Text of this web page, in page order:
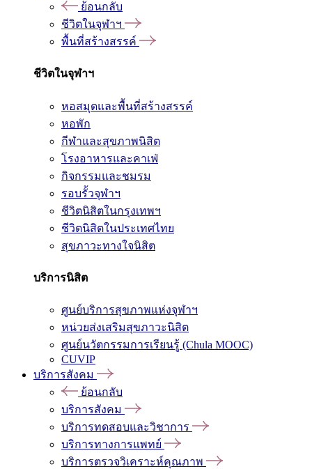
ย้อนกลับ
ชีวิตในจุฬาฯ
พื้นที่สร้างสรรค์
ชีวิตในจุฬาฯ
หอสมุดและพื้นที่สร้างสรรค์
หอพัก
กีฬาและสุขภาพนิสิต
โรงอาหารและคาเฟ่
กิจกรรมและชมรม
รอบรั้วจุฬาฯ
ชีวิตนิสิตในกรุงเทพฯ
ชีวิตนิสิตในประเทศไทย
สุขภาวะทางใจนิสิต
บริการนิสิต
ศูนย์บริการสุขภาพแห่งจุฬาฯ
หน่วยส่งเสริมสุขภาวะนิสิต
ศูนย์นวัตกรรมการเรียนรู้ (Chula MOOC)
CUVIP
บริการสังคม
ย้อนกลับ
บริการสังคม
บริการทดสอบและวิชาการ
บริการทางการแพทย์
บริการตรวจวิเคราะห์คุณภาพ